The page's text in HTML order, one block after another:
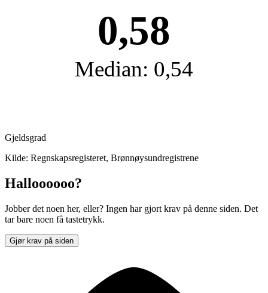
0,58
Median: 0,54
Gjeldsgrad
Kilde: Regnskapsregisteret, Brønnøysundregistrene
Halloooooo?
Jobber det noen her, eller? Ingen har gjort krav på denne siden. Det
tar bare noen få tastetrykk.
Gjør krav på siden